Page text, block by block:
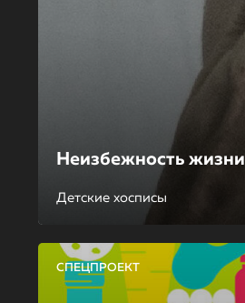
Неизбежность жизни
Детские хосписы
СПЕЦПРОЕКТ